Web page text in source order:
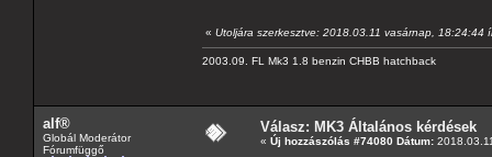
« Utoljára szerkesztve: 2018.03.11 vasárnap, 18:24:44
2003.09. FL Mk3 1.8 benzin CHBB hatchback
alf®
Globál Moderátor
Fórumfüggő
Válasz: MK3 Általános kérdések
« Új hozzászólás #74080 Dátum: